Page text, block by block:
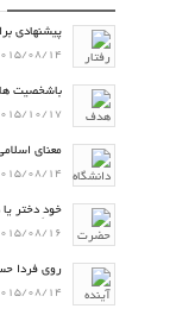
پیشنهادی
08/14 - 22:24
باشخصیت
10/17 - 19:33
معنای
08/14 - 23:53
خودِ دختر
08/16 - 12:48
روی فردا
08/14 - 22:15